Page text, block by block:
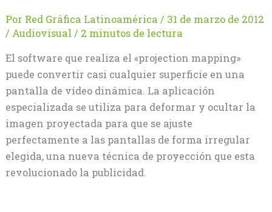
Por Red Gráfica Latinoamérica / 31 de marzo de 2012
/ Audiovisual / 2 minutos de lectura
El software que realiza el «projection mapping»
puede convertir casi cualquier superficie en una
pantalla de vídeo dinámica. La aplicación
especializada se utiliza para deformar y ocultar la
imagen proyectada para que se ajuste
perfectamente a las pantallas de forma irregular
elegida, una nueva técnica de proyección que esta
revolucionado la publicidad.